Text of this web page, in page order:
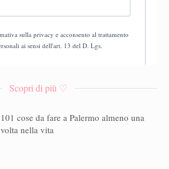
Scopri di più ♡
101 cose da fare a Palermo almeno una
volta nella vita